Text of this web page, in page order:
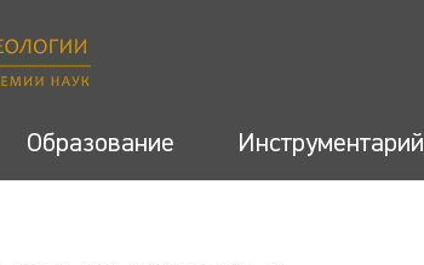
Образование Инструментарий